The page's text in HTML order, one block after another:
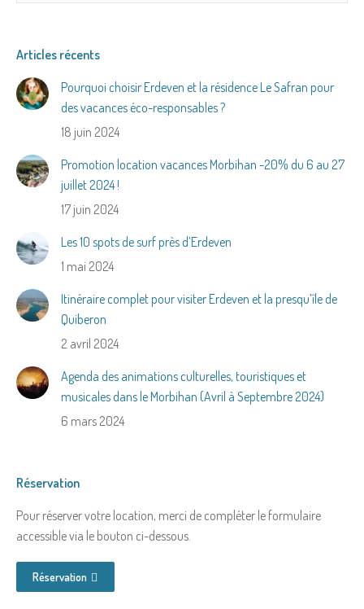
Articles récents
Pourquoi choisir Erdeven et la résidence Le Safran pour
des vacances éco-responsables ?
18 juin 2024
Promotion location vacances Morbihan -20% du 6 au 27
juillet 2024 !
17 juin 2024
Les 10 spots de surf près d’Erdeven
1 mai 2024
Itinéraire complet pour visiter Erdeven et la presqu’île de
Quiberon
2 avril 2024
Agenda des animations culturelles, touristiques et
musicales dans le Morbihan (Avril à Septembre 2024)
6 mars 2024
Réservation
Pour réserver votre location, merci de compléter le formulaire
accessible via le bouton ci-dessous.
Réservation